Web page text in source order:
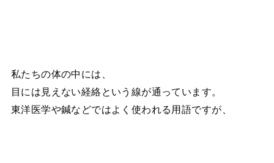
私たちの体の中には、
目には見えない経絡という線が通っています。
東洋医学や鍼などではよく使われる用語ですが、